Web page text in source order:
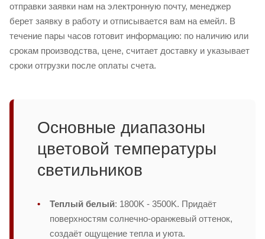
отправки заявки нам на электронную почту, менеджер
берет заявку в работу и отписывается вам на емейл. В
течение пары часов готовит информацию: по наличию или
срокам производства, цене, считает доставку и указывает
сроки отгрузки после оплаты счета.
Основные диапазоны
цветовой температуры
светильников
Теплый белый: 1800K - 3500K. Придаёт
поверхностям солнечно-оранжевый оттенок,
создаёт ощущение тепла и уюта.